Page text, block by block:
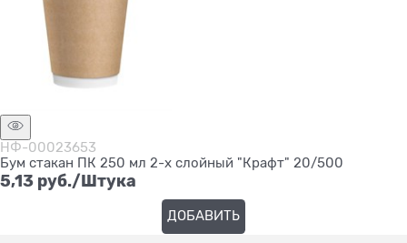
НФ-00023653
Бум стакан ПК 250 мл 2-х слойный "Крафт" 20/500
5,13 руб./Штука
ДОБАВИТЬ